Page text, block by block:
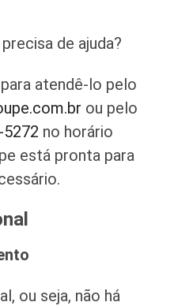
de ajuda?
atendê-lo pelo
ou pelo
no horário
está pronta para
ou seja, não há